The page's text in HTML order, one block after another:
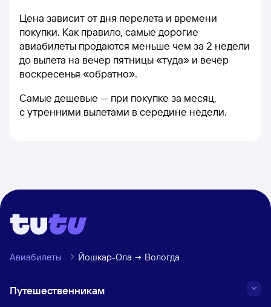
Цена зависит от дня перелета и времени
покупки. Как правило, самые дорогие
авиабилеты продаются меньше чем за 2 недели
до вылета на вечер пятницы «туда» и вечер
воскресенья «обратно».
Самые дешевые — при покупке за месяц,
с утренними вылетами в середине недели.
Авиабилеты Йошкар-Ола Вологда
Путешественникам